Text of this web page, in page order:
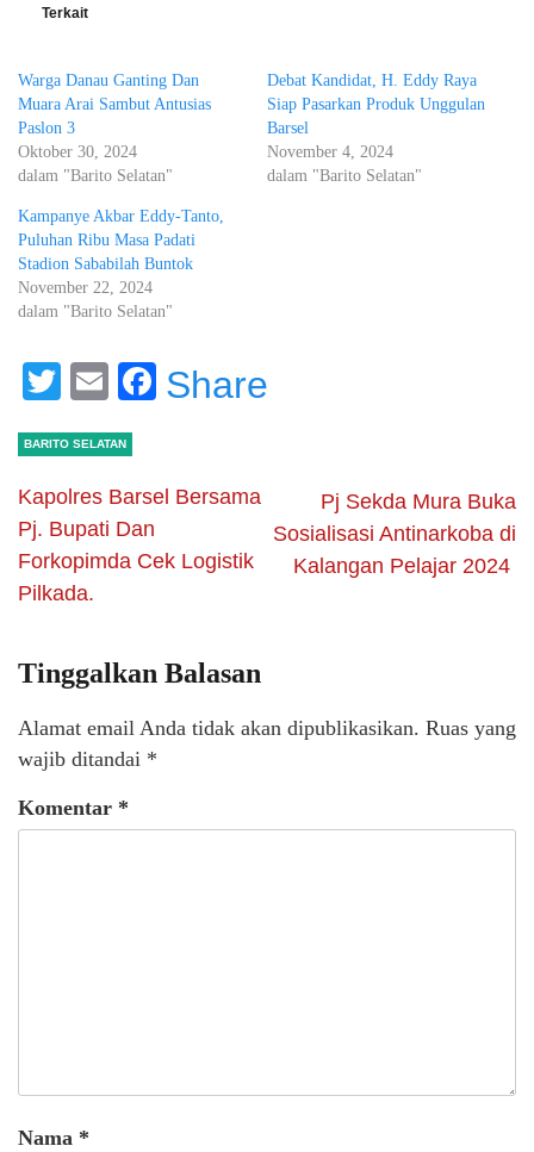
Terkait
Warga Danau Ganting Dan
Muara Arai Sambut Antusias
Paslon 3
Oktober 30, 2024
dalam "Barito Selatan"
Debat Kandidat, H. Eddy Raya
Siap Pasarkan Produk Unggulan
Barsel
November 4, 2024
dalam "Barito Selatan"
Kampanye Akbar Eddy-Tanto,
Puluhan Ribu Masa Padati
Stadion Sababilah Buntok
November 22, 2024
dalam "Barito Selatan"
Twitter
EmailFacebook
Share
BARITO SELATAN
Kapolres Barsel Bersama
Pj. Bupati Dan
Forkopimda Cek Logistik
Pilkada.
Pj Sekda Mura Buka
Sosialisasi Antinarkoba di
Kalangan Pelajar 2024
Tinggalkan Balasan
Alamat email Anda tidak akan dipublikasikan. Ruas yang
wajib ditandai *
Komentar *
Nama *